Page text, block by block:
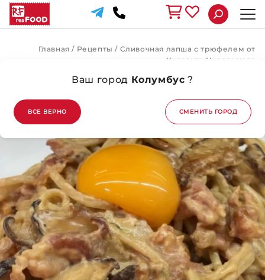
Ваш город Колумбус ?
ВСЕ ВЕРНО СМЕНИТЬ ГОРОД
Главная / Рецепты /Сливочная лапша с трюфелем от
Курсанта Нурадинова
ВЕРНУТЬСЯ НАЗАД